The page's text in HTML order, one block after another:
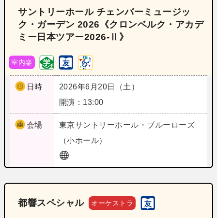
サントリーホール チェンバーミュージッ
ク・ガーデン 2026《クロンベルク・アカデ
ミー日本ツアー2026-Ⅱ》
室内楽
日時
2026年6月20日（土）
開演：13:00
会場 東京サントリーホール・ブルーローズ
（小ホール）
都響スペシャル オーケストラ